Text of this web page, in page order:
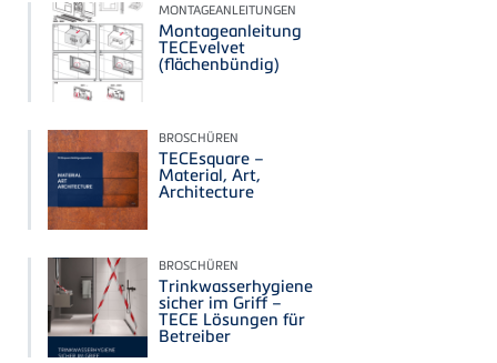
MONTAGEANLEITUNGEN
Montageanleitung
TECEvelvet
(flächenbündig)
BROSCHÜREN
TECEsquare –
Material, Art,
Architecture
BROSCHÜREN
Trinkwasserhygiene
sicher im Griff –
TECE Lösungen für
Betreiber